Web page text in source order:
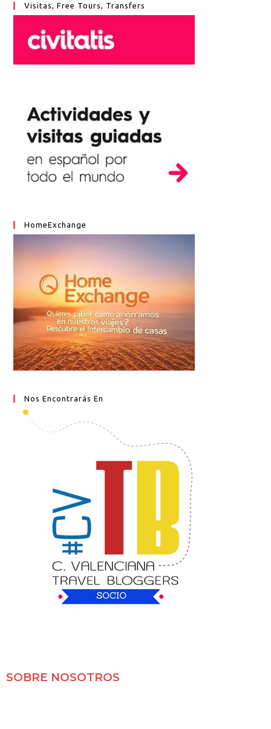
Visitas, Free Tours, Transfers
HomeExchange
Nos Encontrarás En
SOBRE NOSOTROS